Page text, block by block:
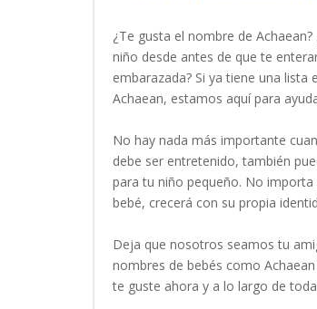
¿Te gusta el nombre de
niño desde antes de que te
embarazada? Si ya tiene una
Achaean, estamos aquí para
No hay nada más importante
debe ser entretenido, también
para tu niño pequeño. No
bebé, crecerá con su propia
Deja que nosotros seamos tu
nombres de bebés como
te guste ahora y a lo largo de